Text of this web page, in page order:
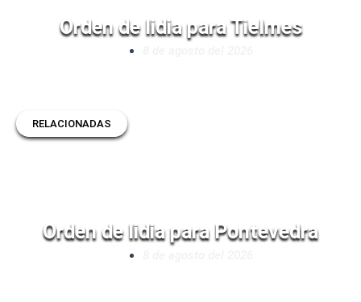
Orden de lidia para Tielmes
RELACIONADAS
Orden de lidia para Pontevedra